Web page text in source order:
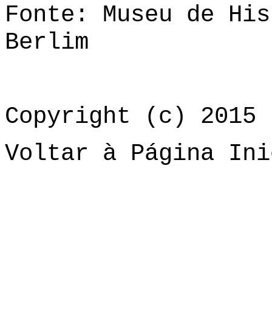
Fonte: Museu de
Berlim
Copyright (c) 2015
Voltar à Página